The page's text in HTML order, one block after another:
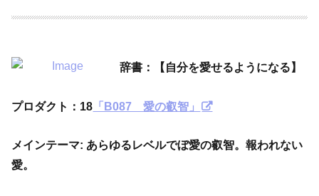
辞書：【自分を愛せるようになる】
プロダクト： 18 「B087 愛の叡智」
メインテーマ: あらゆるレベルでぼ愛の叡智。報われない
愛。